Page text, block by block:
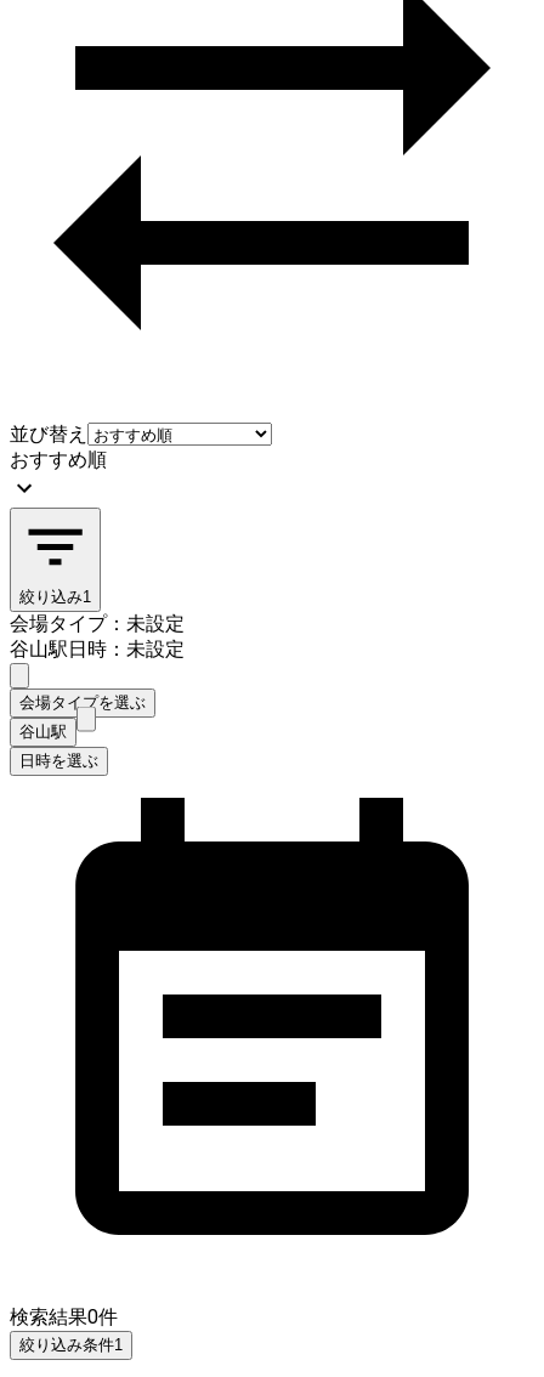
並び替え
おすすめ順
絞り込み1
会場タイプ：未設定
谷山駅日時：未設定
会場タイプを選ぶ
谷山駅
日時を選ぶ
検索結果0件
絞り込み条件1